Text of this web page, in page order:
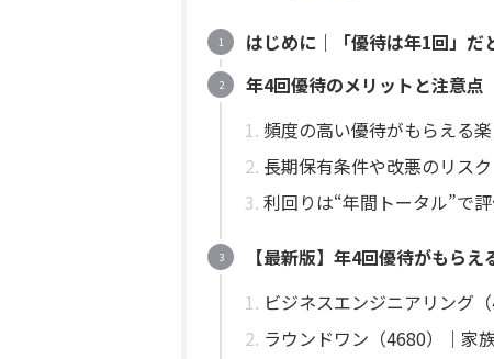
はじめに｜「優待は年1回」だ
年4回優待のメリットと注意点
頻度の高い優待がもらえる
長期保有条件や改悪のリスク
利回りは“年間トータル”で
【最新版】年4回優待がもら
ビジネスエンジニアリング
ラウンドワン（4680）｜家